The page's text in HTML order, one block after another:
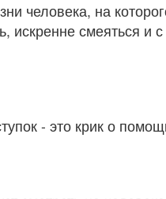
человека, на
искренне смеяться и
- это крик о